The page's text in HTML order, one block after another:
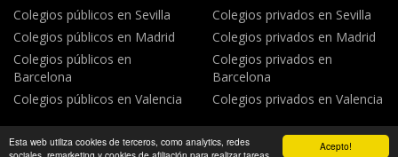
Acepto!
Esta web utiliza cookies de terceros, como analytics, redes
Colegios públicos en Sevilla
Colegios públicos en Madrid
Colegios públicos en
Barcelona
Colegios públicos en Valencia
Colegios privados en Sevilla
Colegios privados en Madrid
Colegios privados en
Barcelona
Colegios privados en Valencia
Política de privacidad Política de cookies